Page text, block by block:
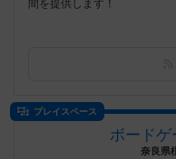
間を提供します！
プレイスペース
ボードゲ
奈良県